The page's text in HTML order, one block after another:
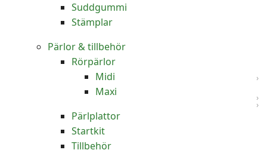
Suddgummi
Stämplar
Pärlor & tillbehör
Rörpärlor
Midi
Maxi
Pärlplattor
Startkit
Tillbehör